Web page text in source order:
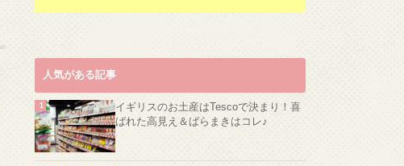
人気がある記事
イギリスのお土産はTescoで決まり！喜
ばれた高見え＆ばらまきはコレ♪